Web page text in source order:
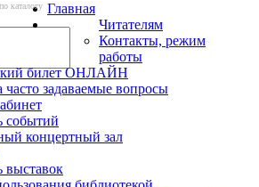
каталогу Главная
Читателям
Контакты, режим
работы
билет ОНЛАЙН
задаваемые вопросы
событий
концертный зал
выставок